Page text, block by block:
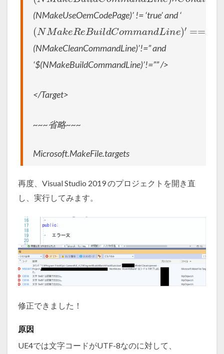
(NMakeUseOemCodePage)’ != ‘true’ and ‘
(NM ak e eB uil C omm e)
′==”an d
(NMakeCleanCommandLine)’!=” and
‘$(NMakeBuildCommandLine)’!=”” />
</Target>
~~~省略~~~
Microsoft.MakeFile.targets
再度、Visual Studio 2019 のプロジェクトを開き直
し、実行してみます。
修正できました！
原因
UE4では文字コードがUTF-8なのに対して、